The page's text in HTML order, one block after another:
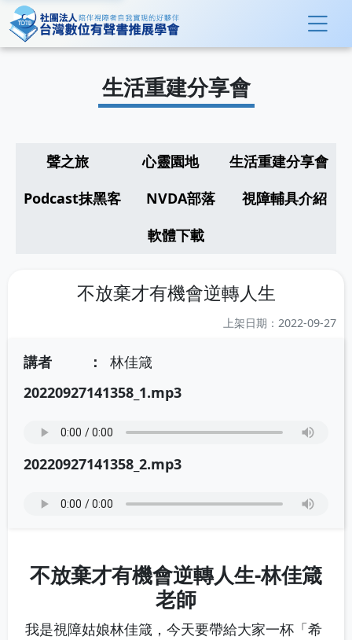
生活重建分享會
聲之旅 心靈園地
生活重建分享會
Podcast抹黑客
NVDA部落
視障輔具介紹
軟體下載
不放棄才有機會逆轉人生
上架日期：2022-09-27
講者
林佳箴
20220927141358_1.mp3
20220927141358_2.mp3
不放棄才有機會逆轉人生-林佳箴
老師
我是視障姑娘林佳箴，今天要帶給大家一杯「希